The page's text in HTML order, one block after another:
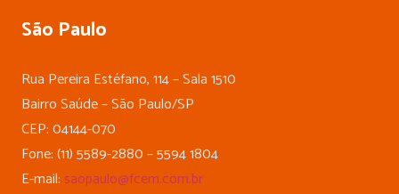
São Paulo
Rua Pereira Estéfano, 114 – Sala 1510
Bairro Saúde – São Paulo/SP
CEP: 04144-070
Fone: (11) 5589-2880 – 5594 1804
E-mail: saopaulo@fcem.com.br